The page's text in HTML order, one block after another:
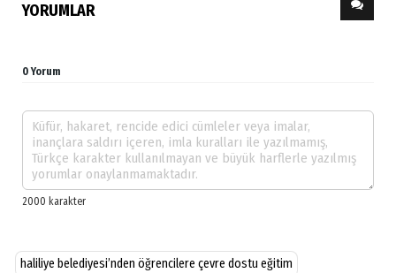
YORUMLAR
0 Yorum
haliliye belediyesi’nden öğrencilere çevre dostu eğitim